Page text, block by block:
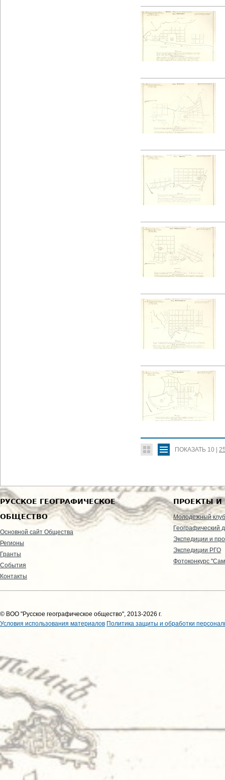
ПОКАЗАТЬ 10 |
РУССКОЕ ГЕОГРАФИЧЕСКОЕ
ОБЩЕСТВО
Основной сайт Общества
Регионы
Гранты
События
Контакты
ПРОЕКТЫ И
Молодежный клуб
Географический
Экспедиции и
Экспедиции РГО
Фотоконкурс
© ВОО "Русское географическое общество", 2013-2026 г.
Условия использования материалов Политика защиты и обработки